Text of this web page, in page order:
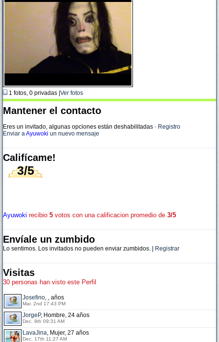
1 fotos, 0 privadas | Ver fotos
Mantener el contacto
Eres un invitado, algunas opciones están deshabilitadas · Registro
Enviar aAyuwoki un nuevo mensaje
Califícame!
3/5
Ayuwoki recibio 5 votos con una calificacion promedio de 3/5
Envíale un zumbido
Lo sentimos. Los invitados no pueden enviar zumbidos. | Registrar
Visitas
30 personas han visto este Perfil
Josefino, , años
Mar. 2nd 17:43 PM
JorgeP, Hombre, 24 años
Dec. 9th 09:31 AM
LavaJina, Mujer, 27 años
Dec. 17th 11:27 AM